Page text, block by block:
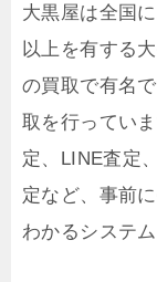
大黒屋は全国
以上を有する
の買取で有名
取を行ってい
定、LINE査定
定など、事前
わかるシステ